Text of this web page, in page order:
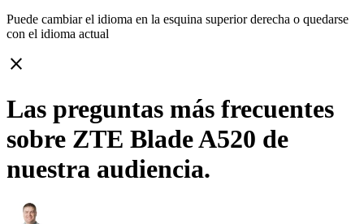
Puede cambiar el idioma en la esquina superior derecha o quedarse
con el idioma actual
close
Las preguntas más frecuentes
sobre ZTE Blade A520 de
nuestra audiencia.